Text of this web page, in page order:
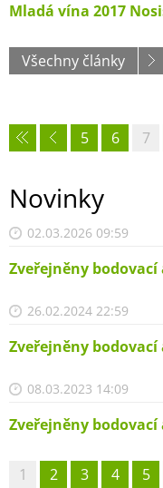
Mladá vína 2017
Všechny články
5
6 7
Novinky
02.03.2026 09:59
Zveřejněny
26.02.2024 22:59
Zveřejněny
08.03.2023 14:09
Zveřejněny
1 2 3 4 5